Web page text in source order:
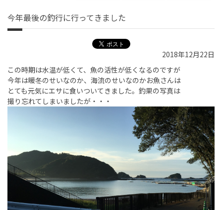
今年最後の釣行に行ってきました
2018年12月22日
この時期は水温が低くて、魚の活性が低くなるのですが
今年は暖冬のせいなのか、海流のせいなのかお魚さんは
とても元気にエサに食いついてきました。釣果の写真は
撮り忘れてしまいましたが・・・